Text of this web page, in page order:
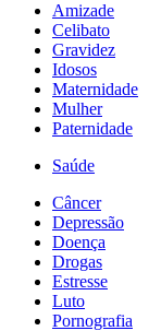
Amizade
Celibato
Gravidez
Idosos
Maternidade
Mulher
Paternidade
Saúde
Câncer
Depressão
Doença
Drogas
Estresse
Luto
Pornografia